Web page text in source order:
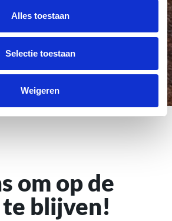
Alles toestaan
Selectie toestaan
Weigeren
Betrouwbaar
om op de
blijven!